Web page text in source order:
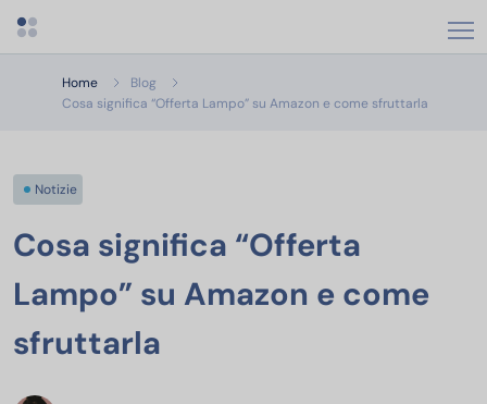
Apri menu categorie
Home
Blog
Cosa significa “Offerta Lampo” su Amazon e come sfruttarla
Notizie
Cosa significa “Offerta
Lampo” su Amazon e come
sfruttarla